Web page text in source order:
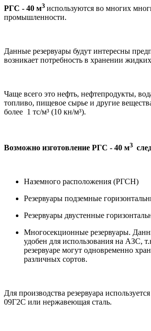
РГС - 40 м3 используются во многих
промышленности.
Данные резервуары будут интересны
возникает потребность в хранении
Чаще всего это нефть, нефтепродукты,
топливо, пищевое сырье и другие
более 1 тс/м³ (10 кн/м³).
Возможно изготовление РГС - 40 м3
Наземного расположения (РГСН)
Резервуары подземные
Резервуары двустенные
Многосекционные резервуары.
удобен для использования на АЗС,
резервуаре могут одновременно
различных сортов.
Для производства резервуара
09Г2С или нержавеющая сталь.